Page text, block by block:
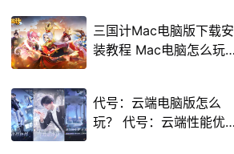
三国计Mac电脑版下载安
装教程 Mac电脑怎么玩
代号：云端电脑版怎么
玩？ 代号：云端性能优